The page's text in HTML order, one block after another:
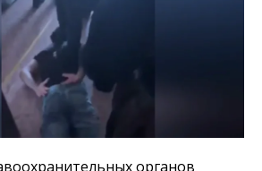
органов